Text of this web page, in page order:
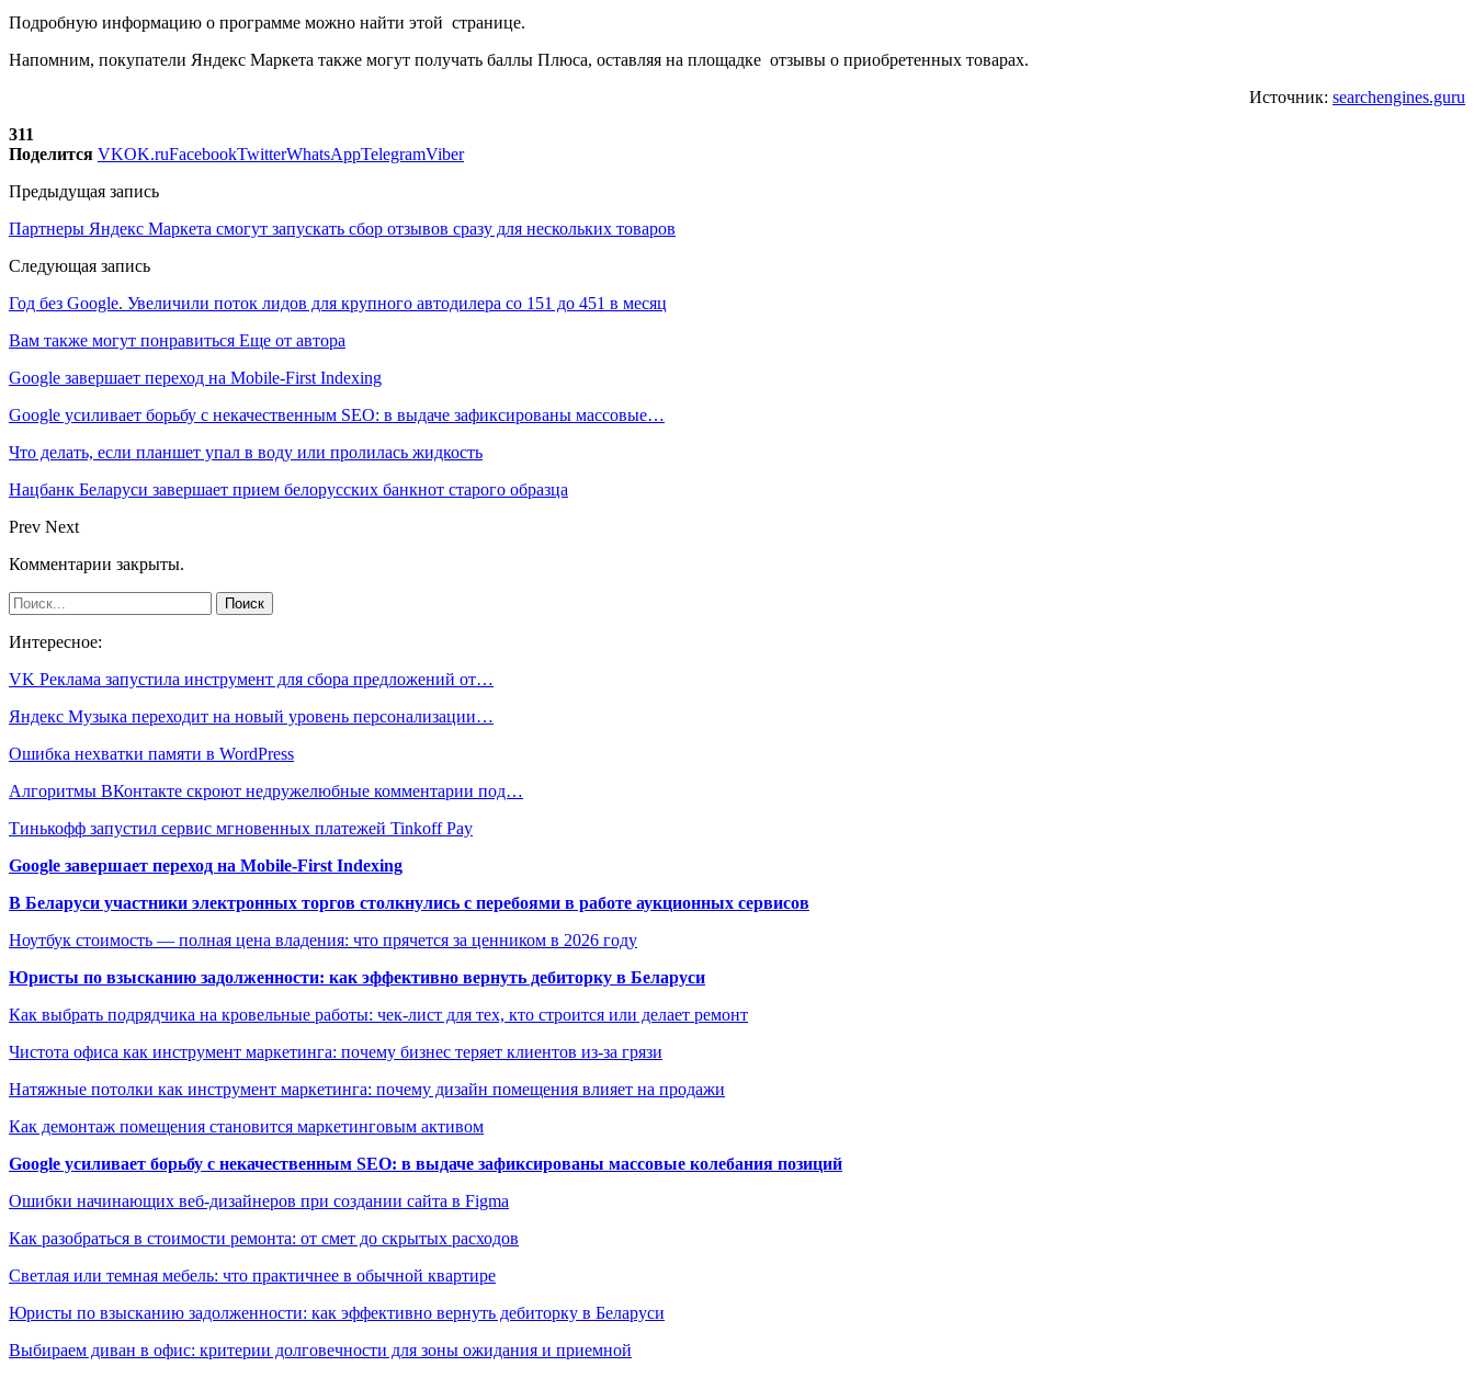
Подробную информацию о программе можно найти этой странице.
Напомним, покупатели Яндекс Маркета также могут получать баллы Плюса, оставляя на площадке отзывы о приобретенных товарах.
Источник: searchengines.guru
311
Поделится VKOK.ruFacebookTwitterWhatsAppTelegramViber
Предыдущая запись
Партнеры Яндекс Маркета смогут запускать сбор отзывов сразу для нескольких товаров
Следующая запись
Год без Google. Увеличили поток лидов для крупного автодилера со 151 до 451 в месяц
Вам также могут понравиться Еще от автора
Google завершает переход на Mobile-First Indexing
Google усиливает борьбу с некачественным SEO: в выдаче зафиксированы массовые…
Что делать, если планшет упал в воду или пролилась жидкость
Нацбанк Беларуси завершает прием белорусских банкнот старого образца
Prev Next
Комментарии закрыты.
Интересное:
VK Реклама запустила инструмент для сбора предложений от…
Яндекс Музыка переходит на новый уровень персонализации…
Ошибка нехватки памяти в WordPress
Алгоритмы ВКонтакте скроют недружелюбные комментарии под…
Тинькофф запустил сервис мгновенных платежей Tinkoff Pay
Google завершает переход на Mobile-First Indexing
В Беларуси участники электронных торгов столкнулись с перебоями в работе аукционных сервисов
Ноутбук стоимость — полная цена владения: что прячется за ценником в 2026 году
Юристы по взысканию задолженности: как эффективно вернуть дебиторку в Беларуси
Как выбрать подрядчика на кровельные работы: чек-лист для тех, кто строится или делает ремонт
Чистота офиса как инструмент маркетинга: почему бизнес теряет клиентов из-за грязи
Натяжные потолки как инструмент маркетинга: почему дизайн помещения влияет на продажи
Как демонтаж помещения становится маркетинговым активом
Google усиливает борьбу с некачественным SEO: в выдаче зафиксированы массовые колебания позиций
Ошибки начинающих веб-дизайнеров при создании сайта в Figma
Как разобраться в стоимости ремонта: от смет до скрытых расходов
Светлая или темная мебель: что практичнее в обычной квартире
Юристы по взысканию задолженности: как эффективно вернуть дебиторку в Беларуси
Выбираем диван в офис: критерии долговечности для зоны ожидания и приемной